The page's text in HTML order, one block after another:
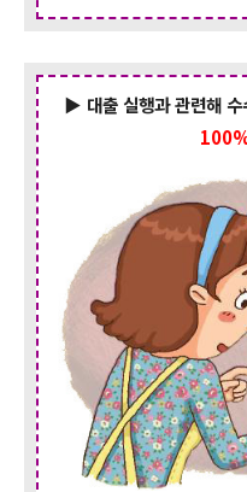
▶ 대출 실행과 관련해 수